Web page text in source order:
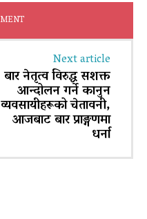
Next article
बार नेतृत्व विरुद्ध सशक्त
आन्दोलन गर्ने कानुन
व्यवसायीहरूको चेतावनी,
आजबाट बार प्राङ्गणमा
धर्ना